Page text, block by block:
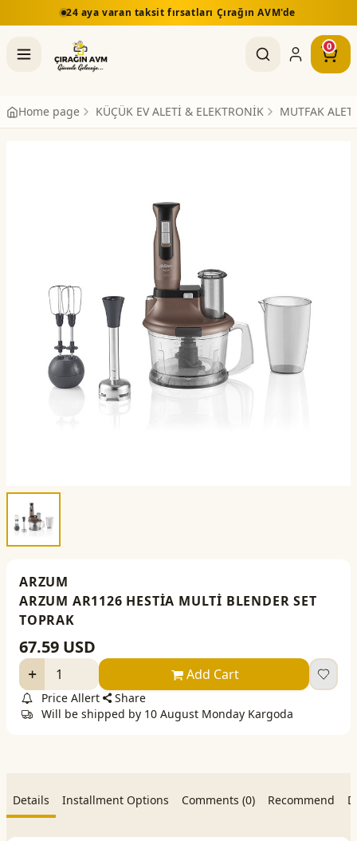
24 aya varan taksit fırsatları Çırağın AVM'de
0
Home page KÜÇÜK EV ALETİ & ELEKTRONİK MUTFAK
ARZUM
ARZUM AR1126 HESTİA MULTİ BLENDER SET
TOPRAK
67.59 USD
Add Cart
Price Allert
Share
Will be shipped by 10 August Monday Kargoda
Details Installment Options Comments (0) Recommend